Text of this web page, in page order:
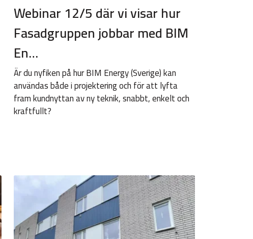
Webinar 12/5 där vi visar hur
Fasadgruppen jobbar med BIM
En…
Är du nyfiken på hur BIM Energy (Sverige) kan
användas både i projektering och för att lyfta
fram kundnyttan av ny teknik, snabbt, enkelt och
kraftfullt?